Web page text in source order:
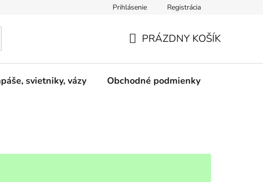
Formulár pre odstúpenie od zmluvy +421 952 102 202
Prihlásenie Registrácia
KOŠÍK
PRÁZDNY KOŠÍK
svietniky, vázy Obchodné podmienky